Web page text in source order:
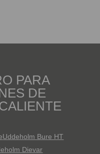
PARA
DE
Uddeholm Bure HT
Dievar